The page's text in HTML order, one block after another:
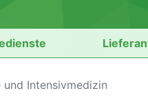
Intensivmedizin